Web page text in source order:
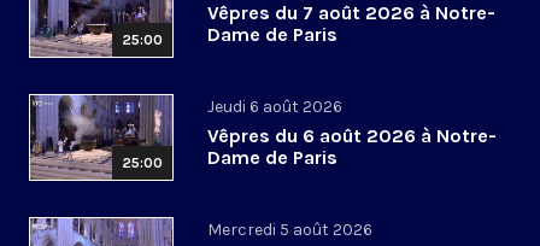
25:00
Vêpres du 7 août 2026 à Notre-
Dame de Paris
25:00
Jeudi 6 août 2026
Vêpres du 6 août 2026 à Notre-
Dame de Paris
Mercredi 5 août 2026